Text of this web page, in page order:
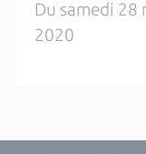
Du samedi 28
2020